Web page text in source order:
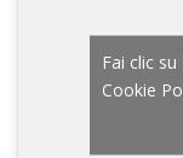
Fai clic
Cookie